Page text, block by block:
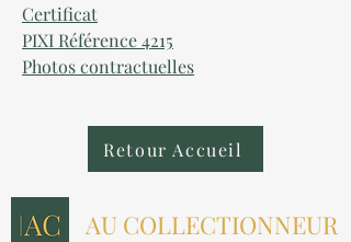
Certificat
PIXI Référence 4215
Photos contractuelles
Retour Accueil
AU COLLECTIONNEUR